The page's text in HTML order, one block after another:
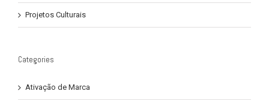
Projetos Culturais
Categories
Ativação de Marca